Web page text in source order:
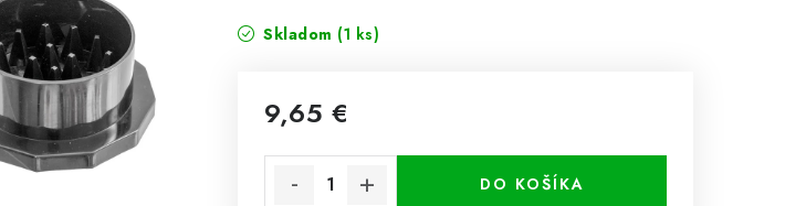
Skladom (1 ks)
9,65 €
DO KOŠÍKA